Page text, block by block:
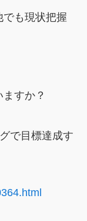
でも現状把握
すか？
で目標達成す